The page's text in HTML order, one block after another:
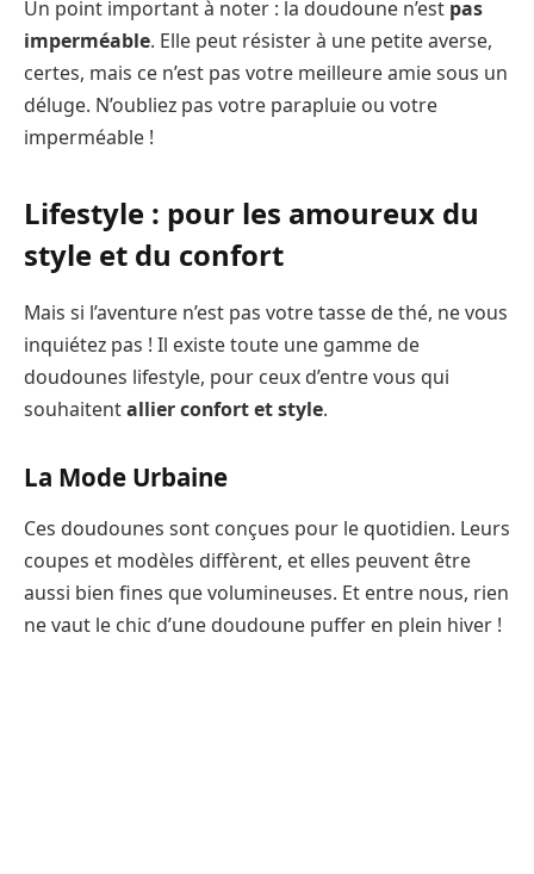
Un point important à noter : la doudoune n’est pas
imperméable. Elle peut résister à une petite averse,
certes, mais ce n’est pas votre meilleure amie sous un
déluge. N’oubliez pas votre parapluie ou votre
imperméable !
Lifestyle : pour les amoureux du
style et du confort
Mais si l’aventure n’est pas votre tasse de thé, ne vous
inquiétez pas ! Il existe toute une gamme de
doudounes lifestyle, pour ceux d’entre vous qui
souhaitentallier confort et style.
La Mode Urbaine
Ces doudounes sont conçues pour le quotidien. Leurs
coupes et modèles diffèrent, et elles peuvent être
aussi bien fines que volumineuses. Et entre nous, rien
ne vaut le chic d’une doudoune puffer en plein hiver !